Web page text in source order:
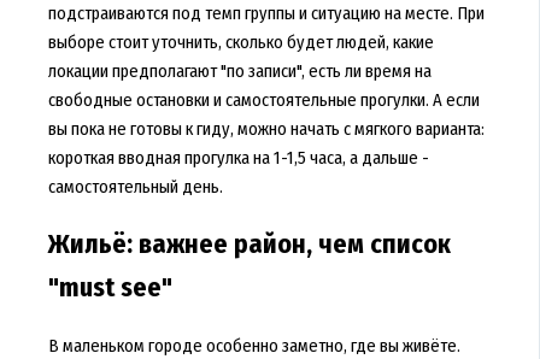
подстраиваются под темп группы и ситуацию на месте. При
выборе стоит уточнить, сколько будет людей, какие
локации предполагают "по записи", есть ли время на
свободные остановки и самостоятельные прогулки. А если
вы пока не готовы к гиду, можно начать с мягкого варианта:
короткая вводная прогулка на 1-1,5 часа, а дальше -
самостоятельный день.
Жильё: важнее район, чем список
"must see"
В маленьком городе особенно заметно, где вы живёте.